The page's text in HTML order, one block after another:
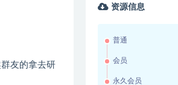
友的拿去研
资源信息
普通
会员
永久会员